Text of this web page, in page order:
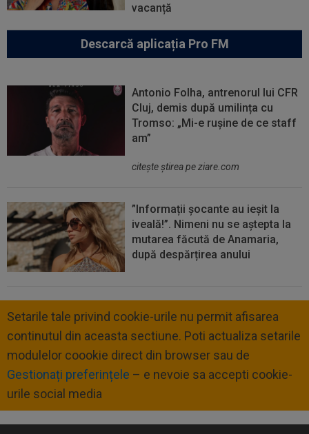
vacanță
Descarcă aplicația Pro FM
Antonio Folha, antrenorul lui CFR
Cluj, demis după umilința cu
Tromso: „Mi-e rușine de ce staff
am”
citeşte ştirea pe ziare.com
”Informații șocante au ieșit la
iveală!”. Nimeni nu se aștepta la
mutarea făcută de Anamaria,
după despărțirea anului
Setarile tale privind cookie-urile nu permit afisarea
continutul din aceasta sectiune. Poti actualiza setarile
modulelor coookie direct din browser sau de
Gestionați preferințele – e nevoie sa accepti cookie-
urile social media